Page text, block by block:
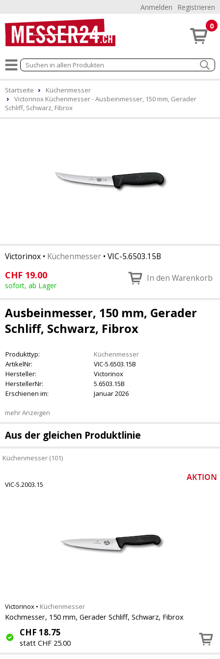
Anmelden Registrieren
0
Startseite
Küchenmesser
Victorinox Küchenmesser - Ausbeinmesser, 150 mm, Gerader
Schliff, Schwarz, Fibrox
Victorinox • Küchenmesser • VIC-5.6503.15B
CHF 19.00
sofort, ab Lager
In den Warenkorb
Ausbeinmesser, 150 mm, Gerader
Schliff, Schwarz, Fibrox
Produkttyp:
Küchenmesser
ArtikelNr:
VIC-5.6503.15B
Hersteller:
Victorinox
HerstellerNr:
5.6503.15B
Erschienen im:
Januar 2026
mehr Anzeigen
Aus der gleichen Produktlinie
Küchenmesser (101)
VIC-5.2003.15
Victorinox • Küchenmesser
Kochmesser, 150 mm, Gerader Schliff, Schwarz, Fibrox
CHF 18.75
statt CHF 25.00